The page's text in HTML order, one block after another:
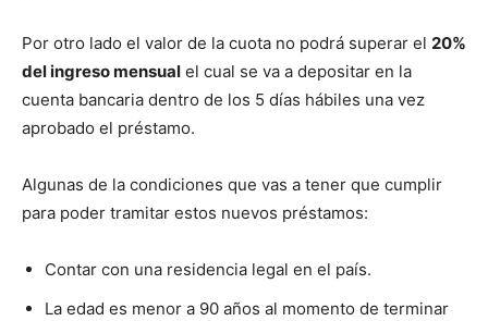
Por otro lado el valor de la cuota no podrá superar el 20%
del ingreso mensual el cual se va a depositar en la
cuenta bancaria dentro de los 5 días hábiles una vez
aprobado el préstamo.
Algunas de la condiciones que vas a tener que cumplir
para poder tramitar estos nuevos préstamos:
Contar con una residencia legal en el país.
La edad es menor a 90 años al momento de terminar